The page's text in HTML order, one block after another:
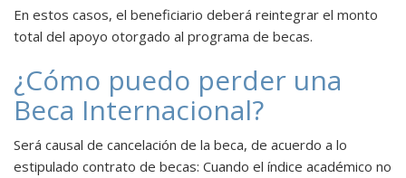
En estos casos, el beneficiario deberá reintegrar el monto
total del apoyo otorgado al programa de becas.
¿Cómo puedo perder una
Beca Internacional?
Será causal de cancelación de la beca, de acuerdo a lo
estipulado contrato de becas: Cuando el índice académico no